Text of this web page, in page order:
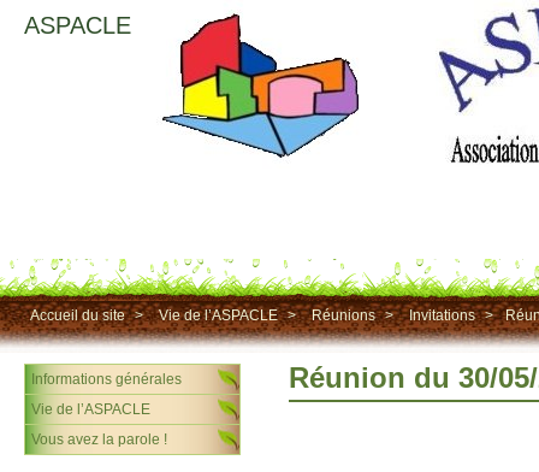
ASPACLE
Accueil du site > Vie de l’ASPACLE > Réunions > Invitations >
Réunion du 30/
Informations générales
Vie de l’ASPACLE
Vous avez la parole !